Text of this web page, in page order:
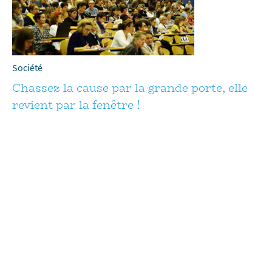
Société
Chassez la cause par la grande porte, elle
revient par la fenêtre !